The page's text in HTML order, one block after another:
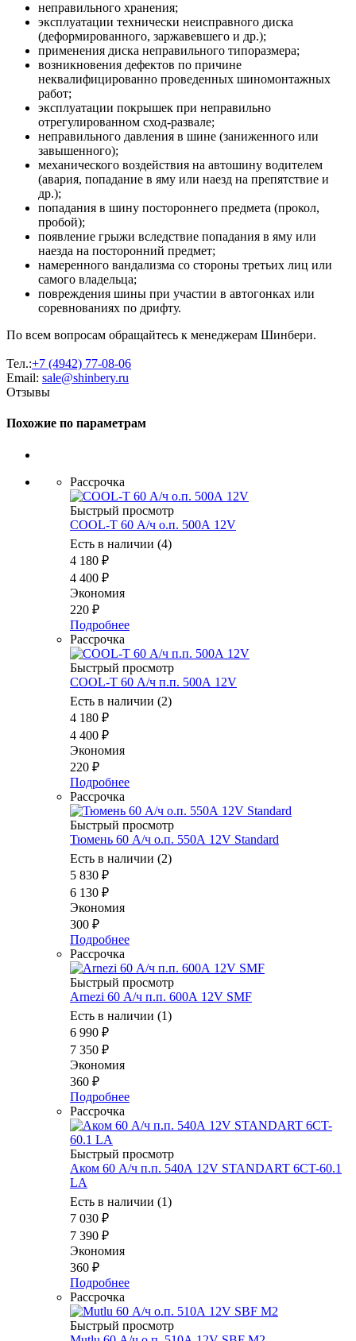
неправильного хранения;
эксплуатации технически неисправного диска
(деформированного, заржавевшего и др.);
применения диска неправильного типоразмера;
возникновения дефектов по причине
неквалифицированно проведенных шиномонтажных
работ;
эксплуатации покрышек при неправильно
отрегулированном сход-развале;
неправильного давления в шине (заниженного или
завышенного);
механического воздействия на автошину водителем
(авария, попадание в яму или наезд на препятствие и
др.);
попадания в шину постороннего предмета (прокол,
пробой);
появление грыжи вследствие попадания в яму или
наезда на посторонний предмет;
намеренного вандализма со стороны третьих лиц или
самого владельца;
повреждения шины при участии в автогонках или
соревнованиях по дрифту.
По всем вопросам обращайтесь к менеджерам Шинбери.
Тел.:+7 (4942) 77-08-06
Email: sale@shinbery.ru
Отзывы
Похожие по параметрам
Рассрочка
Быстрый просмотр
COOL-T 60 А/ч о.п. 500А 12V
Есть в наличии (4)
4 180 ₽
4 400 ₽
Экономия
220 ₽
Подробнее
Рассрочка
Быстрый просмотр
COOL-T 60 А/ч п.п. 500А 12V
Есть в наличии (2)
4 180 ₽
4 400 ₽
Экономия
220 ₽
Подробнее
Рассрочка
Быстрый просмотр
Тюмень 60 А/ч о.п. 550А 12V Standard
Есть в наличии (2)
5 830 ₽
6 130 ₽
Экономия
300 ₽
Подробнее
Рассрочка
Быстрый просмотр
Arnezi 60 А/ч п.п. 600А 12V SMF
Есть в наличии (1)
6 990 ₽
7 350 ₽
Экономия
360 ₽
Подробнее
Рассрочка
Быстрый просмотр
Аком 60 А/ч п.п. 540А 12V STANDART 6CT-60.1
LA
Есть в наличии (1)
7 030 ₽
7 390 ₽
Экономия
360 ₽
Подробнее
Рассрочка
Быстрый просмотр